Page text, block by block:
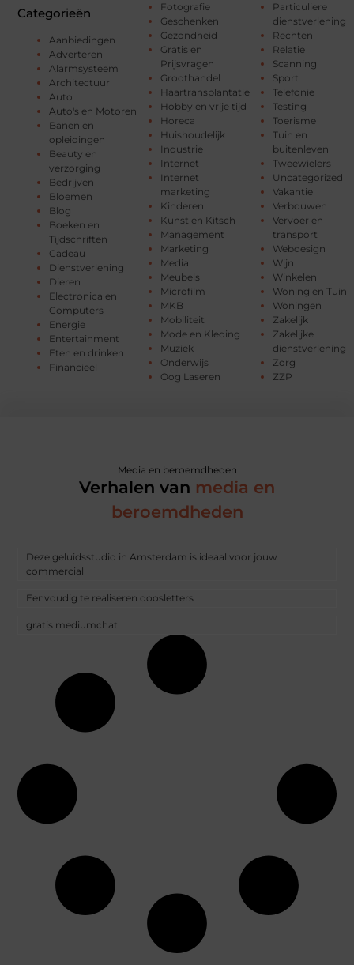
Categorieën
Aanbiedingen
Adverteren
Alarmsysteem
Architectuur
Auto
Auto's en Motoren
Banen en
opleidingen
Beauty en
verzorging
Bedrijven
Bloemen
Blog
Boeken en
Tijdschriften
Cadeau
Dienstverlening
Dieren
Electronica en
Computers
Energie
Entertainment
Eten en drinken
Financieel
Fotografie
Geschenken
Gezondheid
Gratis en
Prijsvragen
Groothandel
Haartransplantatie
Hobby en vrije tijd
Horeca
Huishoudelijk
Industrie
Internet
Internet
marketing
Kinderen
Kunst en Kitsch
Management
Marketing
Media
Meubels
Microfilm
MKB
Mobiliteit
Mode en Kleding
Muziek
Onderwijs
Oog Laseren
Particuliere
dienstverlening
Rechten
Relatie
Scanning
Sport
Telefonie
Testing
Toerisme
Tuin en
buitenleven
Tweewielers
Uncategorized
Vakantie
Verbouwen
Vervoer en
transport
Webdesign
Wijn
Winkelen
Woning en Tuin
Woningen
Zakelijk
Zakelijke
dienstverlening
Zorg
ZZP
Media en beroemdheden
Verhalen van media en
beroemdheden
Deze geluidsstudio in Amsterdam is ideaal voor jouw
commercial
Eenvoudig te realiseren doosletters
gratis mediumchat